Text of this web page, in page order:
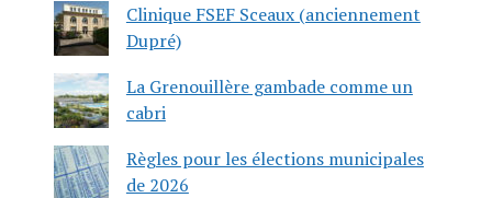
Clinique FSEF Sceaux (anciennement
Dupré)
La Grenouillère gambade comme un
cabri
Règles pour les élections municipales
de 2026